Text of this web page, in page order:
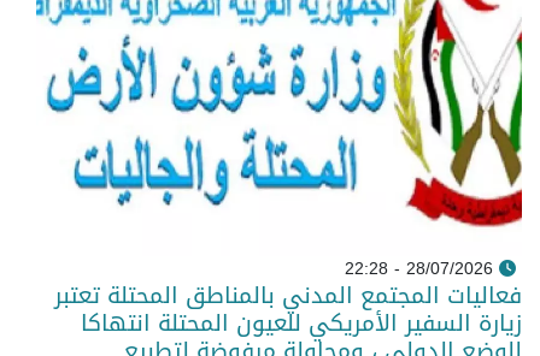
28/07/2026 - 22:28
فعاليات المجتمع المدني بالمناطق المحتلة تعتبر
زيارة السفير الأمريكي للعيون المحتلة انتهاكا